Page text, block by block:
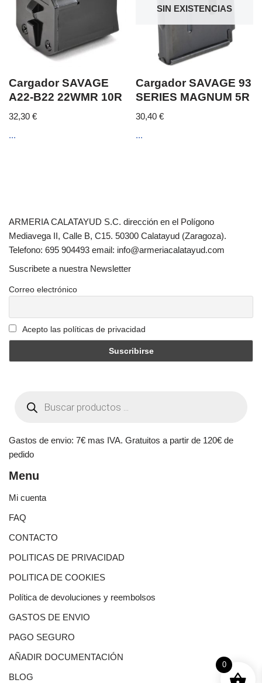
Cargador SAVAGE
A22-B22 22WMR 10R
32,30 €
...
SIN EXISTENCIAS
Cargador SAVAGE 93
SERIES MAGNUM 5R
30,40€
...
ARMERIA CALATAYUD S.C. dirección en el Polígono
Mediavega II, Calle B, C15. 50300 Calatayud (Zaragoza).
Telefono: 695 904493 email: info@armeriacalatayud.com
Suscribete a nuestra Newsletter
Correo electrónico
Acepto las políticas de privacidad
Gastos de envio: 7€ mas IVA. Gratuitos a partir de 120€ de
pedido
Menu
Mi cuenta
FAQ
CONTACTO
POLITICAS DE PRIVACIDAD
POLITICA DE COOKIES
Política de devoluciones y reembolsos
GASTOS DE ENVIO
PAGO SEGURO
AÑADIR DOCUMENTACIÓN
BLOG
0